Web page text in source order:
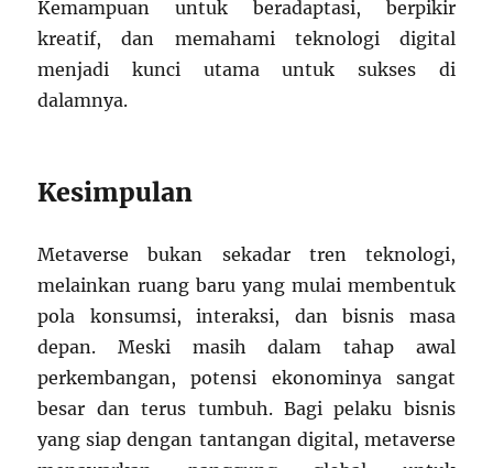
Kemampuan untuk beradaptasi, berpikir
kreatif, dan memahami teknologi digital
menjadi kunci utama untuk sukses di
dalamnya.
Kesimpulan
Metaverse bukan sekadar tren teknologi,
melainkan ruang baru yang mulai membentuk
pola konsumsi, interaksi, dan bisnis masa
depan. Meski masih dalam tahap awal
perkembangan, potensi ekonominya sangat
besar dan terus tumbuh. Bagi pelaku bisnis
yang siap dengan tantangan digital, metaverse